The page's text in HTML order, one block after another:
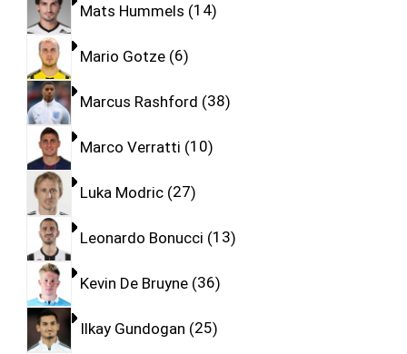
Mats Hummels 14
Mario Gotze 6
Marcus Rashford 38
Marco Verratti 10
Luka Modric 27
Leonardo Bonucci 13
Kevin De Bruyne 36
Ilkay Gundogan 25